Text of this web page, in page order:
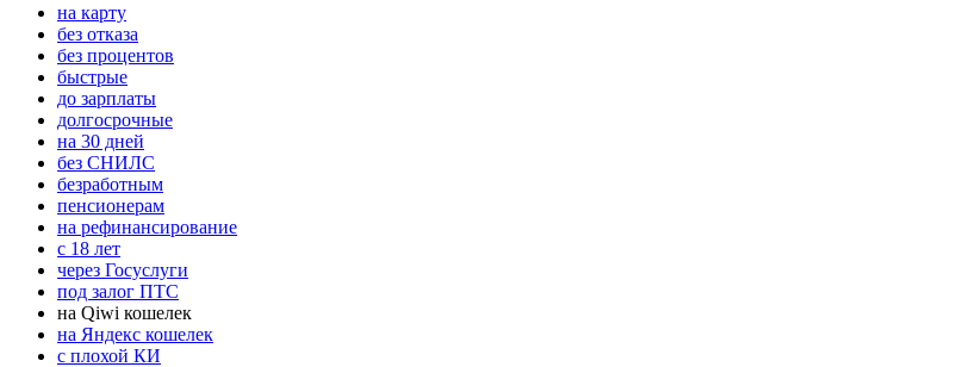
на карту
без отказа
без процентов
быстрые
до зарплаты
долгосрочные
на 30 дней
без СНИЛС
безработным
пенсионерам
на рефинансирование
с 18 лет
через Госуслуги
под залог ПТС
на Qiwi кошелек
на Яндекс кошелек
с плохой КИ